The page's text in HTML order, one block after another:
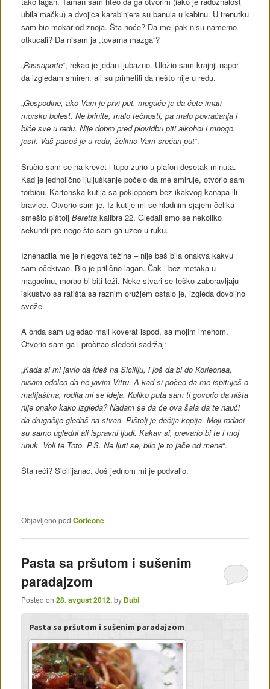
ubila mačku) a dvojica karabinjera su banula u kabinu. U trenutku
sam bio mokar od znoja. Šta hoće? Da me ipak nisu namerno
otkucali? Da nisam ja „tovarna mazga“?
„Passaporte“, rekao je jedan ljubazno. Uložio sam krajnji napor
da izgledam smiren, ali su primetili da nešto nije u redu.
„Gospodine, ako Vam je prvi put, moguće je da ćete imati
morsku bolest. Ne brinite, malo tečnosti, pa malo povraćanja i
biće sve u redu. Nije dobro pred plovidbu piti alkohol i mnogo
jesti. Vaš pasoš je u redu, želimo Vam srećan put“.
Sručio sam se na krevet i tupo zurio u plafon desetak minuta.
Kad je jednolično ljuljuškanje počelo da me smiruje, otvorio sam
torbicu. Kartonska kutija sa poklopcem bez ikakvog kanapa ili
bravice. Otvorio sam je. Iz kutije mi se hladnim sjajem čelika
smešio pištolj Berettakalibra 22. Gledali smo se nekoliko
sekundi pre nego što sam ga uzeo u ruku.
Iznenadila me je njegova težina – nije baš bila onakva kakvu
sam očekivao. Bio je prilično lagan. Čak i bez metaka u
magacinu, morao bi biti teži. Neke stvari se teško zaboravljaju –
iskustvo sa ratišta sa raznim oružjem ostalo je, izgleda dovoljno
sveže.
A onda sam ugledao mali koverat ispod, sa mojim imenom.
Otvorio sam ga i pročitao sledeći sadržaj:
„Kada si mi javio da ideš na Siciliju, i još da bi do Korleonea,
nisam odoleo da ne javim Vittu. A kad si počeo da me ispituješ o
mafijašima, rodila mi se ideja. Koliko puta sam ti govorio da ništa
nije onako kako izgleda? Nadam se da će ova šala da te nauči
da drugačije gledaš na stvari. Pištolj je dečija kopija. Moji rođaci
su samo ugledni ali ispravni ljudi. Kakav si, prevario bi te i moj
unuk. Voli te Toto. P.S. Ne ljuti se, bilo je to jače od mene“.
Šta reći? Sicilijanac. Još jednom mi je podvalio.
Objavljeno pod Corleone
Pasta sa pršutom i sušenim
paradajzom
Posted on 28. avgust 2012.by Dubi
Pasta sa pršutom i sušenim paradajzom